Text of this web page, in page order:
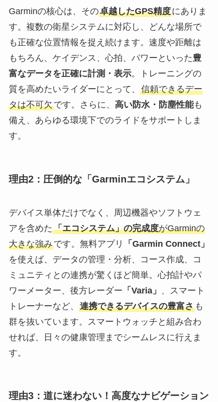
Garminの核心は、その卓越したGPS精度にありま
す。複数の衛星システムに対応し、どんな場所で
も正確な位置情報を捉え続けます。速度や距離は
もちろん、ケイデンス、心拍、パワーといった豊
富なデータを正確に計測・表示。トレーニングの
質を高めたいライダーにとって、 信頼できるデー
タは不可欠です。さらに、 高い防水・防塵性能も
備え、あらゆる環境下でのライドをサポートしま
す。
理由2：圧倒的な「Garminエコシステム」
デバイス単体だけでなく、周辺機器やソフトウェ
アを含めた「エコシステム」の完成度がGarminの
大きな強みです。無料アプリ
「Garmin Connect」
を使えば、データの管理・分析、コース作成、コ
ミュニティとの連携が驚くほど簡単。心拍計やパ
ワーメーター、後方レーダー 「Varia」 、スマート
トレーナーなど、 連携できるデバイスの豊富さも
群を抜いています。スマートウォッチと組み合わ
せれば、日々の健康管理までシームレスに行えま
す。
理由3：道に迷わない！高度なナビゲーション